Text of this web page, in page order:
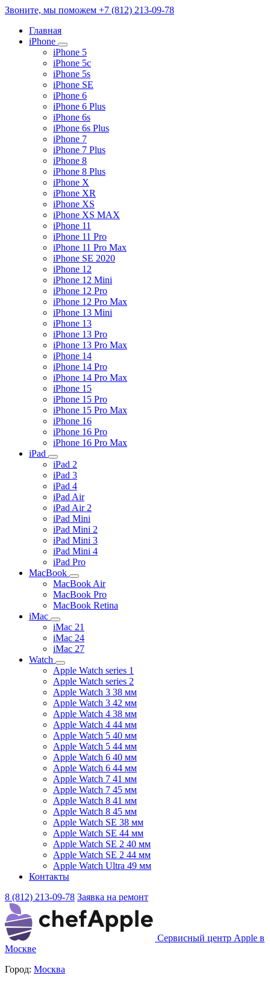
Звоните, мы поможем +7 (812) 213-09-78
Главная
iPhone
iPhone 5
iPhone 5c
iPhone 5s
iPhone SE
iPhone 6
iPhone 6 Plus
iPhone 6s
iPhone 6s Plus
iPhone 7
iPhone 7 Plus
iPhone 8
iPhone 8 Plus
iPhone X
iPhone XR
iPhone XS
iPhone XS MAX
iPhone 11
iPhone 11 Pro
iPhone 11 Pro Max
iPhone SE 2020
iPhone 12
iPhone 12 Mini
iPhone 12 Pro
iPhone 12 Pro Max
iPhone 13 Mini
iPhone 13
iPhone 13 Pro
iPhone 13 Pro Max
iPhone 14
iPhone 14 Pro
iPhone 14 Pro Max
iPhone 15
iPhone 15 Pro
iPhone 15 Pro Max
iPhone 16
iPhone 16 Pro
iPhone 16 Pro Max
iPad
iPad 2
iPad 3
iPad 4
iPad Air
iPad Air 2
iPad Mini
iPad Mini 2
iPad Mini 3
iPad Mini 4
iPad Pro
MacBook
MacBook Air
MacBook Pro
MacBook Retina
iMac
iMac 21
iMac 24
iMac 27
Watch
Apple Watch series 1
Apple Watch series 2
Apple Watch 3 38 мм
Apple Watch 3 42 мм
Apple Watch 4 38 мм
Apple Watch 4 44 мм
Apple Watch 5 40 мм
Apple Watch 5 44 мм
Apple Watch 6 40 мм
Apple Watch 6 44 мм
Apple Watch 7 41 мм
Apple Watch 7 45 мм
Apple Watch 8 41 мм
Apple Watch 8 45 мм
Apple Watch SE 38 мм
Apple Watch SE 44 мм
Apple Watch SE 2 40 мм
Apple Watch SE 2 44 мм
Apple Watch Ultra 49 мм
Контакты
8 (812) 213-09-78 Заявка на ремонт
Сервисный центр Apple в
Москве
Город: Москва